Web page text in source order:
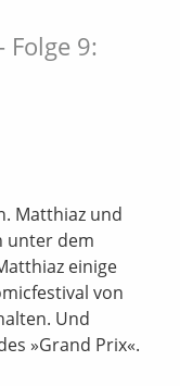
Folge 9:
Matthiaz und
unter dem
einige
von
Und
»Grand Prix«.